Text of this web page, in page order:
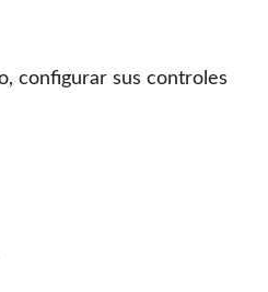
configurar sus controles